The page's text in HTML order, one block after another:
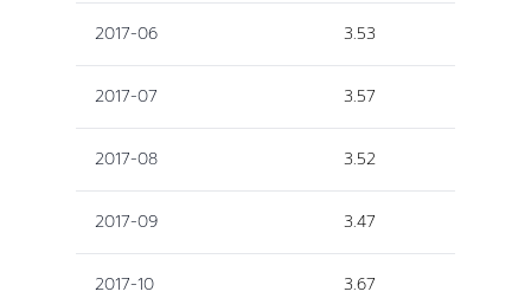
2017-06 3.53
2017-07 3.57
2017-08 3.52
2017-09 3.47
2017-10 3.67